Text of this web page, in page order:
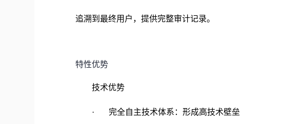
追溯到最终用户，提供完整审计记录。
特性优势
技术优势
· 完全自主技术体系：形成高技术壁垒